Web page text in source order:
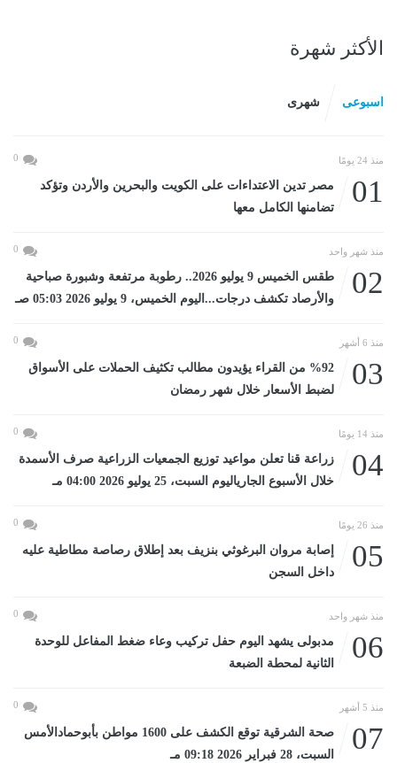
الأكثر شهرة
اسبوعى شهرى
منذ 24 يومًا 0
01
مصر تدين الاعتداءات على الكويت والبحرين والأردن وتؤكد
تضامنها الكامل معها
منذ شهر واحد 0
02
طقس الخميس 9 يوليو 2026.. رطوبة مرتفعة وشبورة صباحية
والأرصاد تكشف درجات...اليوم الخميس، 9 يوليو 2026 05:03 صـ
منذ 6 أشهر 0
03
%92 من القراء يؤيدون مطالب تكثيف الحملات على الأسواق
لضبط الأسعار خلال شهر رمضان
منذ 14 يومًا 0
04
زراعة قنا تعلن مواعيد توزيع الجمعيات الزراعية صرف الأسمدة
خلال الأسبوع الجارياليوم السبت، 25 يوليو 2026 04:00 مـ
منذ 26 يومًا 0
05
إصابة مروان البرغوثي بنزيف بعد إطلاق رصاصة مطاطية عليه
داخل السجن
منذ شهر واحد 0
06
مدبولى يشهد اليوم حفل تركيب وعاء ضغط المفاعل للوحدة
الثانية لمحطة الضبعة
منذ 5 أشهر 0
07
صحة الشرقية توقع الكشف على 1600 مواطن بأبوحمادالأمس
السبت، 28 فبراير 2026 09:18 مـ